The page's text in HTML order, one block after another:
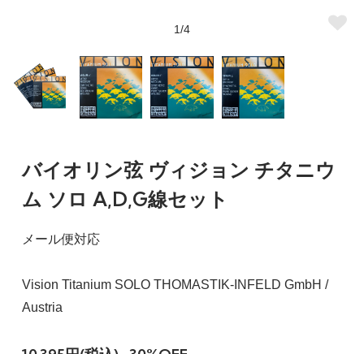
1/4
バイオリン弦 ヴィジョン チタニウ
ム ソロ A,D,G線セット
メール便対応
Vision Titanium SOLO THOMASTIK-INFELD GmbH /
Austria